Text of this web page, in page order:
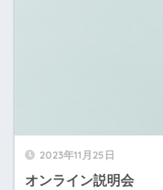
2023年11月25日
オンライン説明会